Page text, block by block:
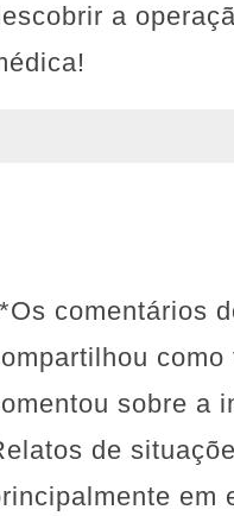
a
comentários
sobre a
de
em